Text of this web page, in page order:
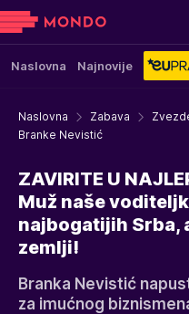
Naslovna Najnovije
Naslovna Zabava
Branke Nevistić
ZAVIRITE U
Muž naše
najbogatijih Srba,
zemlji!
Branka Nevistić
za imućnog